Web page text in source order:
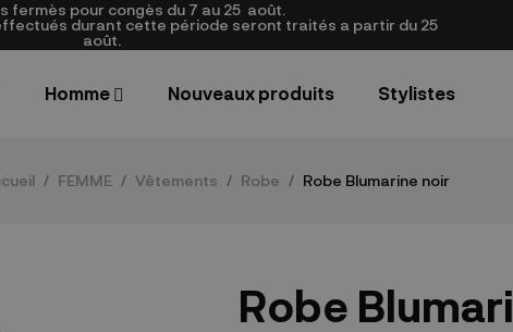
fermès pour congès du 7 au 25 août.
durant cette période seront traités a partir du 25
août.
Homme Nouveaux produits Stylistes
FEMME Vêtements Robe Robe Blumarine noir
Robe